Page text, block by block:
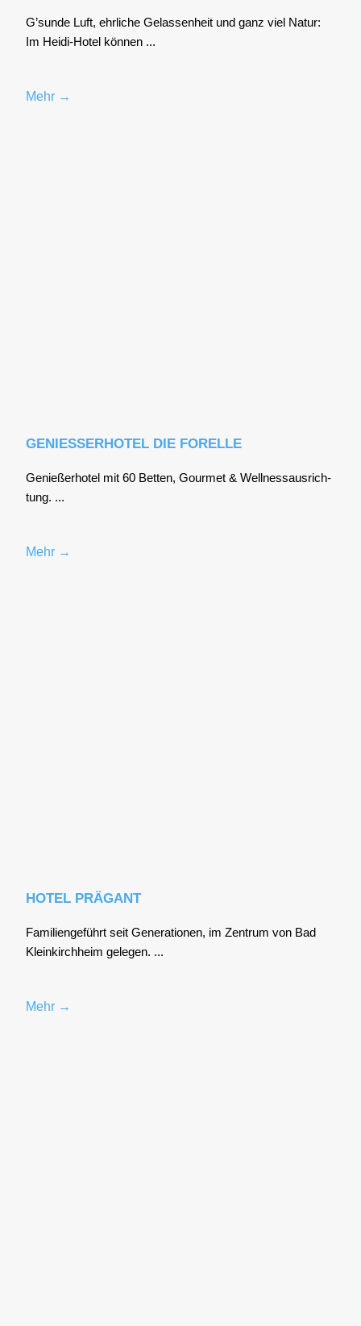
G’sunde Luft, ehr­li­che Gelas­sen­heit und ganz viel Natur:
Im Hei­di-Hotel kön­nen ...
Mehr →
GENIESSERHOTEL DIE FORELLE
Genie­ßer­ho­tel mit 60 Bet­ten, Gour­met & Well­ness­aus­rich­
tung. ...
Mehr →
HOTEL PRÄGANT
Fami­li­en­ge­führt seit Gene­ra­tio­nen, im Zen­trum von Bad
Klein­kirch­heim gele­gen. ...
Mehr →